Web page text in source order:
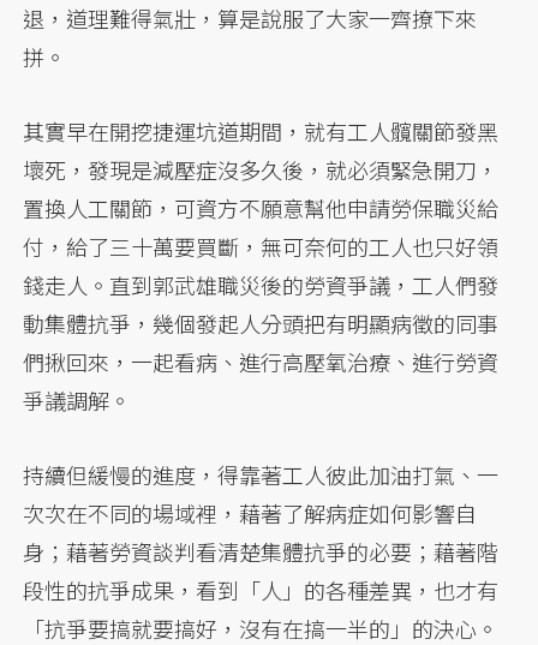
退，道理難得氣壯，算是說服了大家一齊撩下來
拼。
其實早在開挖捷運坑道期間，就有工人髖關節發黑
壞死，發現是減壓症沒多久後，就必須緊急開刀，
置換人工關節，可資方不願意幫他申請勞保職災給
付，給了三十萬要買斷，無可奈何的工人也只好領
錢走人。直到郭武雄職災後的勞資爭議，工人們發
動集體抗爭，幾個發起人分頭把有明顯病徵的同事
們揪回來，一起看病、進行高壓氧治療、進行勞資
爭議調解。
持續但緩慢的進度，得靠著工人彼此加油打氣、一
次次在不同的場域裡，藉著了解病症如何影響自
身；藉著勞資談判看清楚集體抗爭的必要；藉著階
段性的抗爭成果，看到「人」的各種差異，也才有
「抗爭要搞就要搞好，沒有在搞一半的」的決心。